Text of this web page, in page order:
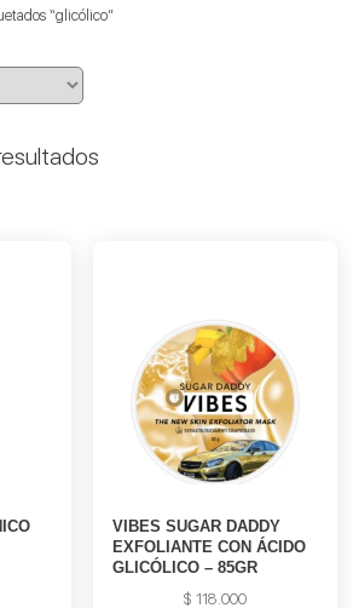
“glicólico”
VIBES SUGAR DADDY
EXFOLIANTE CON ÁCIDO
GLICÓLICO – 85GR
$ 118.000